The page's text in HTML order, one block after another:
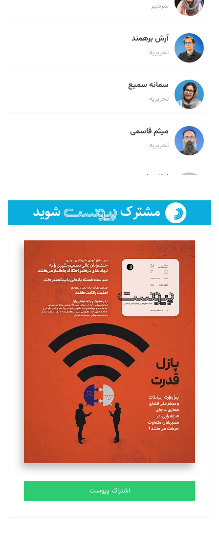
سردبیر
آرش برهمند
تحریریه
سمانه سمیع
تحریریه
میثم قاسمی
تحریریه
لیلا حنارود
فائزه فتحی رستمی
تحریریه
سروش کرمیان
تحریریه
مینا پاکدل
یسنا امان‌پور
تحریریه
ملینا جعفری
تحریریه
مصطفی مسجدی آرانی
تحریریه
بابک نقاش
تحریریه
اشتراک پیوست